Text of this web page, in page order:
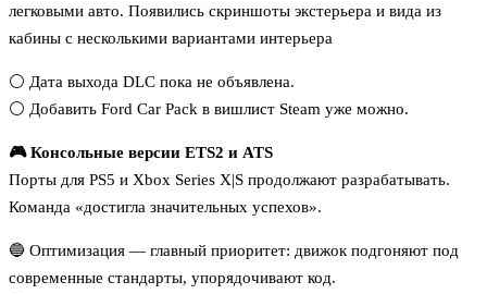
легковыми авто. Появились скриншоты экстерьера и вида из
кабины с несколькими вариантами интерьера
⚪️ Дата выхода DLC пока не объявлена.
⚪️ Добавить Ford Car Pack в вишлист Steam уже можно.
🎮 Консольные версии ETS2 и ATS
Порты для PS5 и Xbox Series X|S продолжают разрабатывать.
Команда «достигла значительных успехов».
🔵 Оптимизация — главный приоритет: движок подгоняют под
современные стандарты, упорядочивают код.